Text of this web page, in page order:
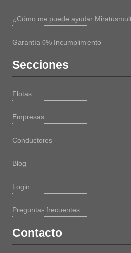
¿Cómo me puede ayudar
Garantía 0% Incumplimiento
Secciones
Flotas
Empresas
Conductores
Blog
Login
Preguntas frecuentes
Contacto